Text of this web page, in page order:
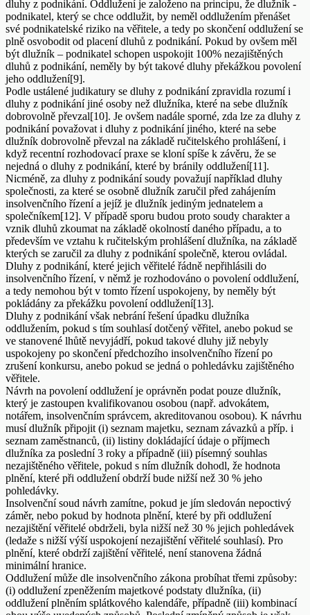
dluhy z podnikání. Oddlužení je založeno na principu, že dlužník -
podnikatel, který se chce oddlužit, by neměl oddlužením přenášet
své podnikatelské riziko na věřitele, a tedy po skončení oddlužení se
plně osvobodit od placení dluhů z podnikání. Pokud by ovšem měl
být dlužník – podnikatel schopen uspokojit 100% nezajištěných
dluhů z podnikání, neměly by být takové dluhy překážkou povolení
jeho oddlužení[9].
Podle ustálené judikatury se dluhy z podnikání zpravidla rozumí i
dluhy z podnikání jiné osoby než dlužníka, které na sebe dlužník
dobrovolně převzal[10]. Je ovšem nadále sporné, zda lze za dluhy z
podnikání považovat i dluhy z podnikání jiného, které na sebe
dlužník dobrovolně převzal na základě ručitelského prohlášení, i
když recentní rozhodovací praxe se kloní spíše k závěru, že se
nejedná o dluhy z podnikání, které by bránily oddlužení[11].
Nicméně, za dluhy z podnikání soudy považují například dluhy
společnosti, za které se osobně dlužník zaručil před zahájením
insolvenčního řízení a jejíž je dlužník jediným jednatelem a
společníkem[12]. V případě sporu budou proto soudy charakter a
vznik dluhů zkoumat na základě okolností daného případu, a to
především ve vztahu k ručitelským prohlášení dlužníka, na základě
kterých se zaručil za dluhy z podnikání společně, kterou ovládal.
Dluhy z podnikání, které jejich věřitelé řádně nepřihlásili do
insolvenčního řízení, v němž je rozhodováno o povolení oddlužení,
a tedy nemohou být v tomto řízení uspokojeny, by neměly být
pokládány za překážku povolení oddlužení[13].
Dluhy z podnikání však nebrání řešení úpadku dlužníka
oddlužením, pokud s tím souhlasí dotčený věřitel, anebo pokud se
ve stanovené lhůtě nevyjádří, pokud takové dluhy již nebyly
uspokojeny po skončení předchozího insolvenčního řízení po
zrušení konkursu, anebo pokud se jedná o pohledávku zajištěného
věřitele.
Návrh na povolení oddlužení je oprávněn podat pouze dlužník,
který je zastoupen kvalifikovanou osobou (např. advokátem,
notářem, insolvenčním správcem, akreditovanou osobou). K návrhu
musí dlužník připojit (i) seznam majetku, seznam závazků a příp. i
seznam zaměstnanců, (ii) listiny dokládající údaje o příjmech
dlužníka za poslední 3 roky a případně (iii) písemný souhlas
nezajištěného věřitele, pokud s ním dlužník dohodl, že hodnota
plnění, které při oddlužení obdrží bude nižší než 30 % jeho
pohledávky.
Insolvenční soud návrh zamítne, pokud je jím sledován nepoctivý
záměr, nebo pokud by hodnota plnění, které by při oddlužení
nezajištění věřitelé obdrželi, byla nižší než 30 % jejich pohledávek
(ledaže s nižší výší uspokojení nezajištění věřitelé souhlasí). Pro
plnění, které obdrží zajištění věřitelé, není stanovena žádná
minimální hranice.
Oddlužení může dle insolvenčního zákona probíhat třemi způsoby:
(i) oddlužení zpeněžením majetkové podstaty dlužníka, (ii)
oddlužení plněním splátkového kalendáře, případně (iii) kombinací